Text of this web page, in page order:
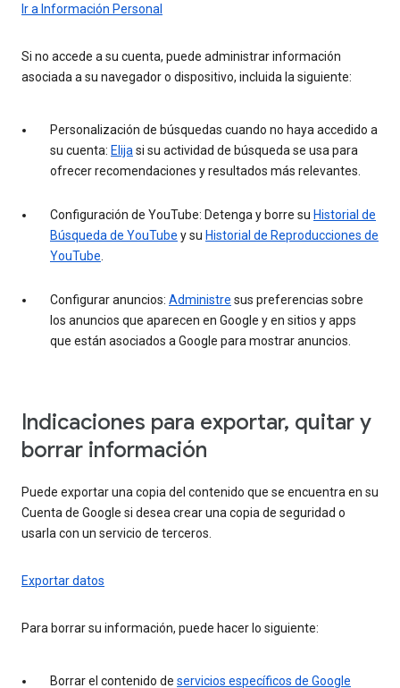
Ir a Información Personal
Si no accede a su cuenta, puede administrar información
asociada a su navegador o dispositivo, incluida la siguiente:
Personalización de búsquedas cuando no haya accedido a
su cuenta: Elija si su actividad de búsqueda se usa para
ofrecer recomendaciones y resultados más relevantes.
Configuración de YouTube: Detenga y borre su Historial de
Búsqueda de YouTube y su Historial de Reproducciones de
YouTube
Configurar anuncios: Administre sus preferencias sobre
los anuncios que aparecen en Google y en sitios y apps
que están asociados a Google para mostrar anuncios.
Indicaciones para exportar, quitar y
borrar información
Puede exportar una copia del contenido que se encuentra en su
Cuenta de Google si desea crear una copia de seguridad o
usarla con un servicio de terceros.
Exportar datos
Para borrar su información, puede hacer lo siguiente:
Borrar el contenido de servicios específicos de Google